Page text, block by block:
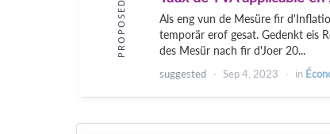
PROPOSED
Als eng vun de Mesüre fir
temporär erof gesat. Gedenkt eis
des Mesür nach fir d'Joer 20...
suggested Sep 4, 2023 in